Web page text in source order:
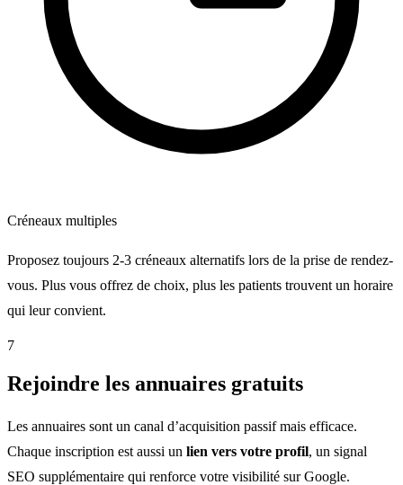
Créneaux multiples
Proposez toujours 2-3 créneaux alternatifs lors de la prise de rendez-
vous. Plus vous offrez de choix, plus les patients trouvent un horaire
qui leur convient.
7
Rejoindre les annuaires gratuits
Les annuaires sont un canal d’acquisition passif mais efficace.
Chaque inscription est aussi un lien vers votre profil, un signal
SEO supplémentaire qui renforce votre visibilité sur Google.